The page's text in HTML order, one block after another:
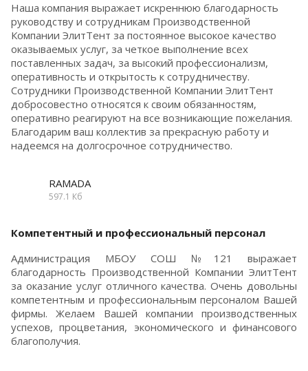
Наша компания выражает искреннюю благодарность
руководству и сотрудникам Производственной
Компании ЭлитТент за постоянное высокое качество
оказываемых услуг, за четкое выполнение всех
поставленных задач, за высокий профессионализм,
оперативность и открытость к сотрудничеству.
Сотрудники Производственной Компании ЭлитТент
добросовестно относятся к своим обязанностям,
оперативно реагируют на все возникающие пожелания.
Благодарим ваш коллектив за прекрасную работу и
надеемся на долгосрочное сотрудничество.
RAMADA
597.1 Кб
Компетентный и профессиональный персонал
Администрация МБОУ СОШ №121 выражает
благодарность Производственной Компании ЭлитТент
за оказание услуг отличного качества. Очень довольны
компетентным и профессиональным персоналом Вашей
фирмы. Желаем Вашей компании производственных
успехов, процветания, экономического и финансового
благополучия.